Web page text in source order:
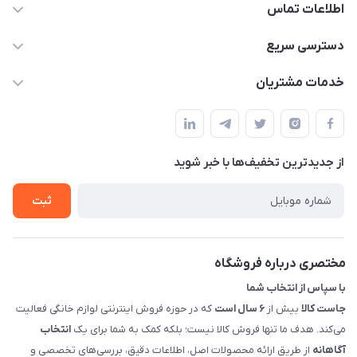
اطلاعات تماس
09398557137
سمت چپ (فروشگاه صوتی عباسی) - "تحویل حضوری فقط با
هماهنگی"
دسترسی سریع
لیست محصولات
حساب کاربری
تماس با ما
خدمات مشتریان
راهنما
پرسش های شما
شرایط و ضوابط گارانتی
روش های بازگرداندن کالا
از جدید‌ترین تخفیف‌ها با‌ خبر شوید
ثبت
مختصری درباره فروشگاه
با سپاس از انتخاب شما
جاست کالا بیش از ۶ سال است
که در حوزه فروش اینترنتی لوازم خانگی فعالیت
می‌کند. هدف ما تنها فروش کالا نیست؛ بلکه کمک به شما برای یک انتخاب
آگاهانه از طریق ارائه محصولات اصل، اطلاعات دقیق، بررسی‌های تخصصی و